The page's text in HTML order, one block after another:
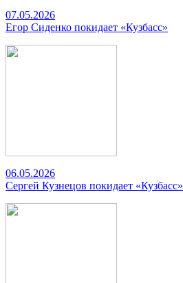
07.05.2026
Егор Сиденко покидает «Кузбасс»
06.05.2026
Сергей Кузнецов покидает «Кузбасс»